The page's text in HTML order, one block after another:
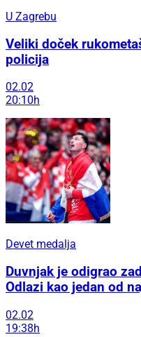
U Zagrebu
Veliki doček
policija
02.02
20:10h
Devet medalja
Duvnjak je odigrao
Odlazi kao jedan od
02.02
19:38h